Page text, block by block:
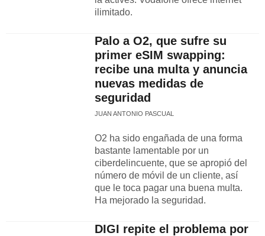
ilimitado.
Palo a O2, que sufre su
primer eSIM swapping:
recibe una multa y anuncia
nuevas medidas de
seguridad
JUAN ANTONIO PASCUAL
O2 ha sido engañada de una forma
bastante lamentable por un
ciberdelincuente, que se apropió del
número de móvil de un cliente, así
que le toca pagar una buena multa.
Ha mejorado la seguridad.
DIGI repite el problema por